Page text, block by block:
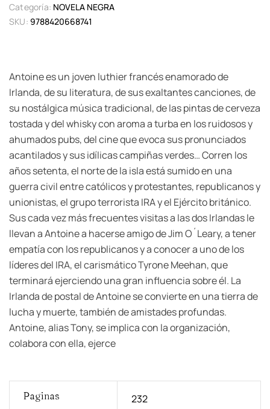
Categoría: NOVELA NEGRA
SKU: 9788420668741
Antoine es un joven luthier francés enamorado de
Irlanda, de su literatura, de sus exaltantes canciones, de
su nostálgica música tradicional, de las pintas de cerveza
tostada y del whisky con aroma a turba en los ruidosos y
ahumados pubs, del cine que evoca sus pronunciados
acantilados y sus idílicas campiñas verdes… Corren los
años setenta, el norte de la isla está sumido en una
guerra civil entre católicos y protestantes, republicanos y
unionistas, el grupo terrorista IRA y el Ejército británico.
Sus cada vez más frecuentes visitas a las dos Irlandas le
llevan a Antoine a hacerse amigo de Jim O´Leary, a tener
empatía con los republicanos y a conocer a uno de los
líderes del IRA, el carismático Tyrone Meehan, que
terminará ejerciendo una gran influencia sobre él. La
Irlanda de postal de Antoine se convierte en una tierra de
lucha y muerte, también de amistades profundas.
Antoine, alias Tony, se implica con la organización,
colabora con ella, ejerce
Paginas 232